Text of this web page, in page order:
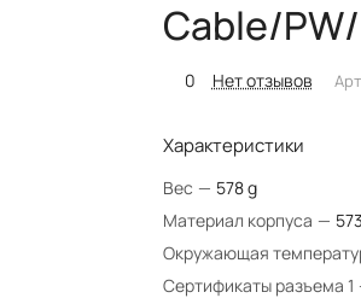
Cable/
0 Нет отзывов Арт.
Характеристики
Вес — 578 g
Материал корпуса —
Окружающая
Сертификаты разъема 1